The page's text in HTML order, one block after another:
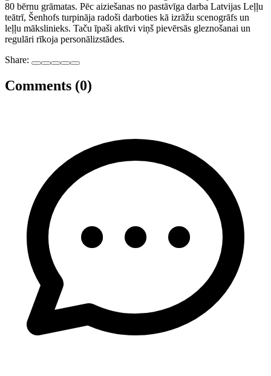
80 bērnu grāmatas. Pēc aiziešanas no pastāvīga darba Latvijas Leļļu
teātrī, Šenhofs turpināja radoši darboties kā izrāžu scenogrāfs un
leļļu mākslinieks. Taču īpaši aktīvi viņš pievērsās gleznošanai un
regulāri rīkoja personālizstādes.
Share:
Comments (0)